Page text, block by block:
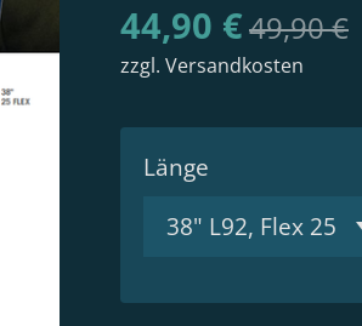
44,90 €49,90 €
zzgl. Versandkosten
Länge